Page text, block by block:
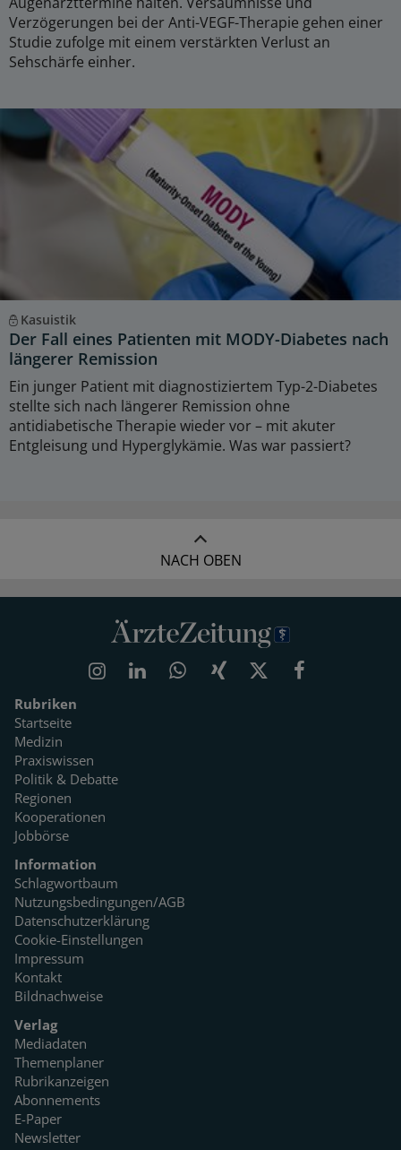
Verzögerungen bei der Anti-VEGF-Therapie gehen einer
Studie zufolge mit einem verstärkten Verlust an
Sehschärfe einher.
Kasuistik
Der Fall eines Patienten mit MODY-Diabetes nach
längerer Remission
Ein junger Patient mit diagnostiziertem Typ-2-Diabetes
stellte sich nach längerer Remission ohne
antidiabetische Therapie wieder vor – mit akuter
Entgleisung und Hyperglykämie. Was war passiert?
NACH OBEN
Rubriken
Startseite
Medizin
Praxiswissen
Politik & Debatte
Regionen
Kooperationen
Jobbörse
Information
Schlagwortbaum
Nutzungsbedingungen/AGB
Datenschutzerklärung
Cookie-Einstellungen
Impressum
Kontakt
Bildnachweise
Verlag
Mediadaten
Themenplaner
Rubrikanzeigen
Abonnements
E-Paper
Newsletter